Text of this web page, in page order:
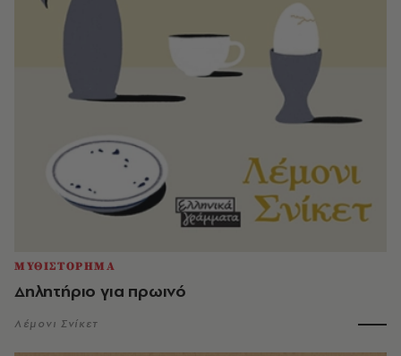
ΜΥΘΙΣΤΟΡΗΜΑ
Δηλητήριο για πρωινό
Λέμονι Σνίκετ